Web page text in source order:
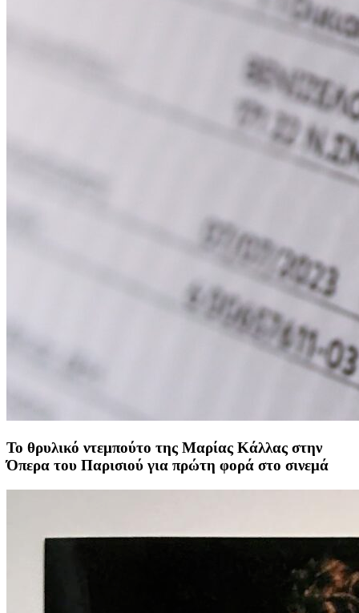
Το θρυλικό ντεμπούτο της Μαρίας Κάλλας στην
Όπερα του Παρισιού για πρώτη φορά στο σινεμά